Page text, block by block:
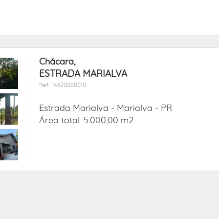
Chácara,
ESTRADA MARIALVA
Ref.: 14620000010
Estrada Marialva - Marialva - PR
Área total: 5.000,00 m2